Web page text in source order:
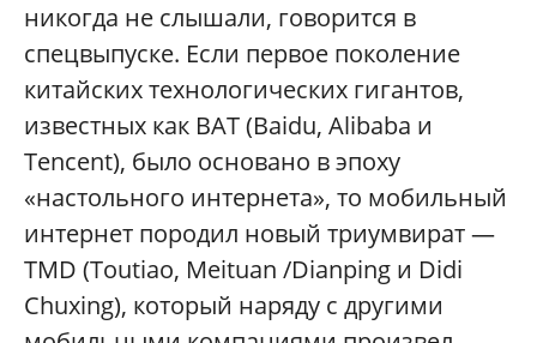
никогда не слышали, говорится в
спецвыпуске. Если первое поколение
китайских технологических гигантов,
известных как BAT (Baidu, Alibaba и
Tencent), было основано в эпоху
«настольного интернета», то мобильный
интернет породил новый триумвират —
TMD (Toutiao, Meituan /Dianping и Didi
Chuxing), который наряду с другими